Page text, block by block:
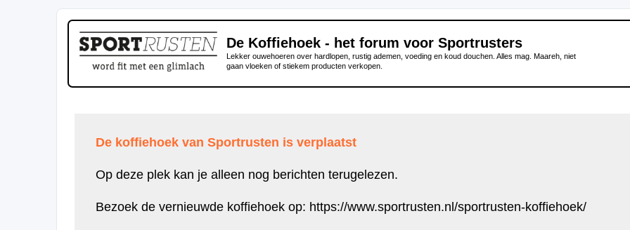
De Koffiehoek - het forum voor Sportrusters
Lekker ouwehoeren over hardlopen, rustig ademen, voeding en koud douchen. Alles mag. Maareh, niet
gaan vloeken of stiekem producten verkopen.
De koffiehoek van Sportrusten is verplaatst
Op deze plek kan je alleen nog berichten terugelezen.
Bezoek de vernieuwde koffiehoek op: https://www.sportrusten.nl/sportrusten-koffiehoek/